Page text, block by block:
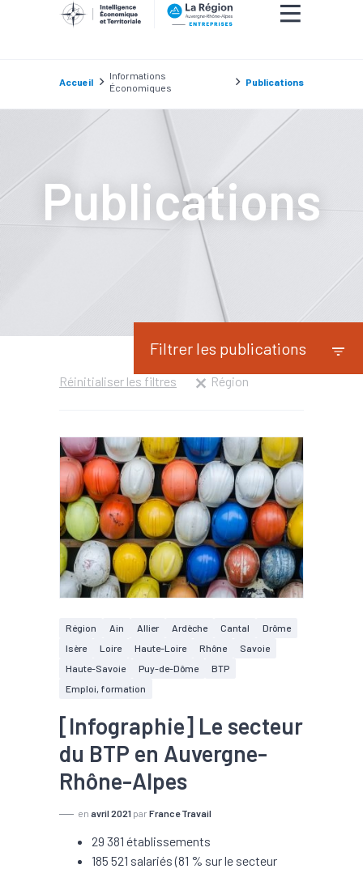
Accueil
Informations
Économiques
Publications
Publications
Filtrer les publications
Réinitialiser les filtres Région
Région Ain Allier Ardèche Cantal
Drôme
Isère
Loire Haute-Loire Rhône
Savoie
Haute-Savoie
Puy-de-Dôme
BTP
Emploi, formation
[Infographie] Le secteur
du BTP en Auvergne-
Rhône-Alpes
en avril 2021 par France Travail
29 381 établissements
185 521 salariés (81 % sur le secteur